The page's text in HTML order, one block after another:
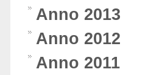
Anno 2013
Anno 2012
Anno 2011